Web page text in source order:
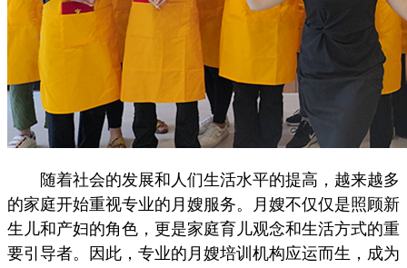
随着社会的发展和人们生活水平的提高，越来越多
的家庭开始重视专业的月嫂服务。月嫂不仅仅是照顾新
生儿和产妇的角色，更是家庭育儿观念和生活方式的重
要引导者。因此，专业的月嫂培训机构应运而生，成为